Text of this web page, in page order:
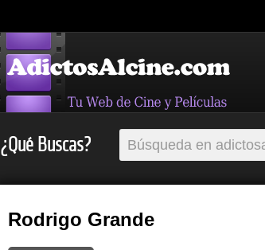
¿Qué Buscas?
Rodrigo Grande